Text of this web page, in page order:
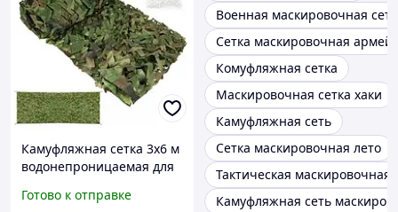
Камуфляжная сетка 3x6 м
водонепроницаемая для
100 стяжек Gardlov
Готово к отправке
Военная маскировочная
Сетка маскировочная
Комуфляжная сетка
Маскировочная сетка хаки
Камуфляжная сеть
Сетка маскировочная лето
Тактическая маскировочная
Камуфляжная сеть